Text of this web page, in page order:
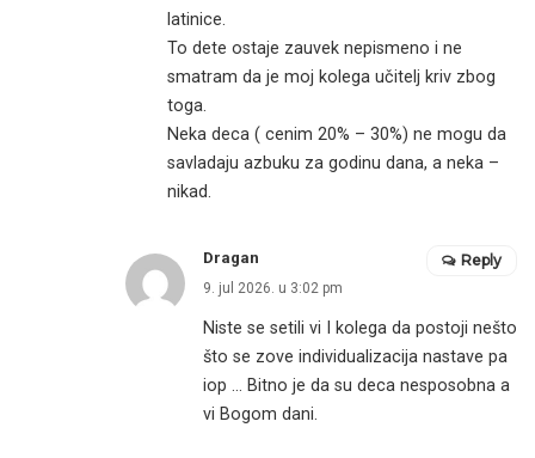
latinice.
To dete ostaje zauvek nepismeno i ne
smatram da je moj kolega učitelj kriv zbog
toga.
Neka deca ( cenim 20% – 30%) ne mogu da
savladaju azbuku za godinu dana, a neka –
nikad.
Dragan
9. jul 2026. u 3:02 pm
Niste se setili vi I kolega da postoji nešto
što se zove individualizacija nastave pa
iop … Bitno je da su deca nesposobna a
vi Bogom dani.
Reply